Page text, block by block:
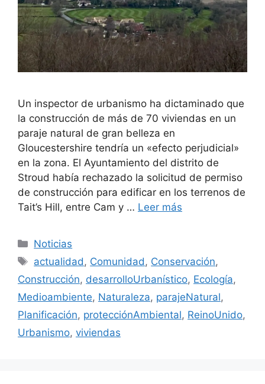
Un inspector de urbanismo ha dictaminado que
la construcción de más de 70 viviendas en un
paraje natural de gran belleza en
Gloucestershire tendría un «efecto perjudicial»
en la zona. El Ayuntamiento del distrito de
Stroud había rechazado la solicitud de permiso
de construcción para edificar en los terrenos de
Tait’s Hill, entre Cam y … Leer más
Categorías
Noticias
Etiquetas
actualidad , Comunidad , Conservación,
Construcción, desarrolloUrbanístico, Ecología,
Medioambiente, Naturaleza, parajeNatural,
Planificación, protecciónAmbiental, ReinoUnido,
Urbanismo, viviendas